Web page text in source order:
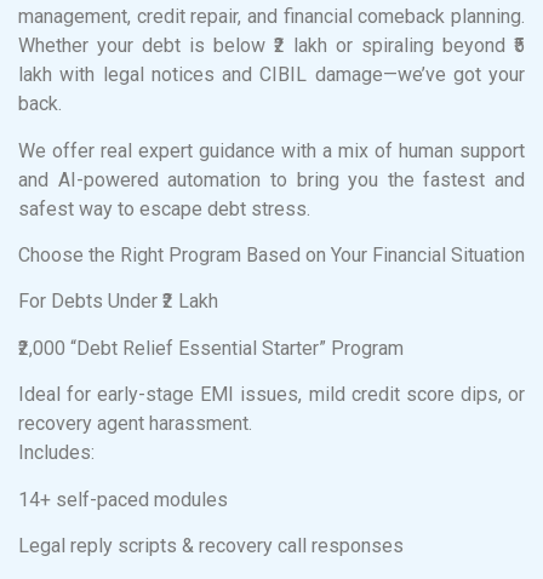
management, credit repair, and financial comeback planning.
Whether your debt is below ₹2 lakh or spiraling beyond ₹5
lakh with legal notices and CIBIL damage—we’ve got your
back.
We offer real expert guidance with a mix of human support
and AI-powered automation to bring you the fastest and
safest way to escape debt stress.
Choose the Right Program Based on Your Financial Situation
For Debts Under ₹2 Lakh
₹2,000 “Debt Relief Essential Starter” Program
Ideal for early-stage EMI issues, mild credit score dips, or
recovery agent harassment.
Includes:
14+ self-paced modules
Legal reply scripts & recovery call responses